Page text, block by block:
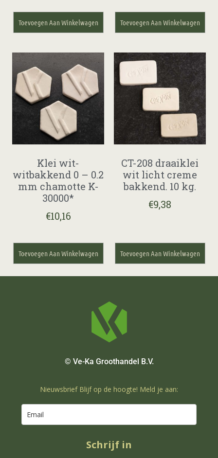
Toevoegen Aan Winkelwagen Toevoegen Aan Winkelwagen
Klei wit-
witbakkend 0 – 0.2
mm chamotte K-
30000*
€10,16
Toevoegen Aan Winkelwagen
CT-208 draaiklei
wit licht creme
bakkend. 10 kg.
€9,38
Toevoegen Aan Winkelwagen
© Ve-Ka Groothandel B.V.
Nieuwsbrief Blijf op de hoogte! Meld je aan:
Schrijf in